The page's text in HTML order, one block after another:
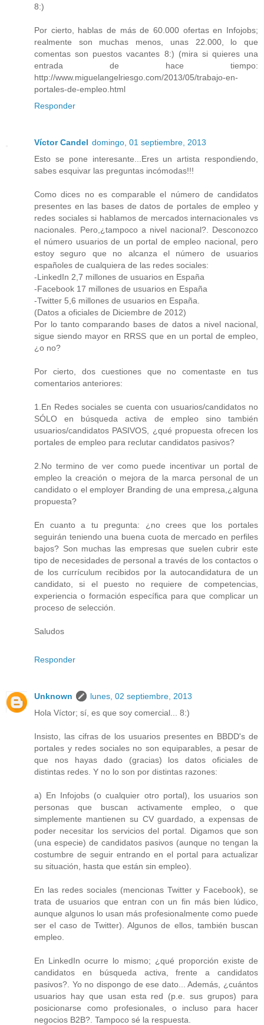
8:)
Por cierto, hablas de más de 60.000 ofertas en Infojobs;
realmente son muchas menos, unas 22.000, lo que
comentas son puestos vacantes 8:) (mira si quieres una
entrada de hace tiempo:
http://www.miguelangelriesgo.com/2013/05/trabajo-en-
portales-de-empleo.html
Responder
Víctor Candel domingo, 01 septiembre, 2013
Esto se pone interesante...Eres un artista respondiendo,
sabes esquivar las preguntas incómodas!!!
Como dices no es comparable el número de candidatos
presentes en las bases de datos de portales de empleo y
redes sociales si hablamos de mercados internacionales vs
nacionales. Pero,¿tampoco a nivel nacional?. Desconozco
el número usuarios de un portal de empleo nacional, pero
estoy seguro que no alcanza el número de usuarios
españoles de cualquiera de las redes sociales:
-LinkedIn 2,7 millones de usuarios en España
-Facebook 17 millones de usuarios en España
-Twitter 5,6 millones de usuarios en España.
(Datos a oficiales de Diciembre de 2012)
Por lo tanto comparando bases de datos a nivel nacional,
sigue siendo mayor en RRSS que en un portal de empleo,
¿o no?
Por cierto, dos cuestiones que no comentaste en tus
comentarios anteriores:
1.En Redes sociales se cuenta con usuarios/candidatos no
SÓLO en búsqueda activa de empleo sino también
usuarios/candidatos PASIVOS, ¿qué propuesta ofrecen los
portales de empleo para reclutar candidatos pasivos?
2.No termino de ver como puede incentivar un portal de
empleo la creación o mejora de la marca personal de un
candidato o el employer Branding de una empresa,¿alguna
propuesta?
En cuanto a tu pregunta: ¿no crees que los portales
seguirán teniendo una buena cuota de mercado en perfiles
bajos? Son muchas las empresas que suelen cubrir este
tipo de necesidades de personal a través de los contactos o
de los currículum recibidos por la autocandidatura de un
candidato, si el puesto no requiere de competencias,
experiencia o formación específica para que complicar un
proceso de selección.
Saludos
Responder
Unknown
lunes, 02 septiembre, 2013
Hola Víctor; sí, es que soy comercial... 8:)
Insisto, las cifras de los usuarios presentes en BBDD's de
portales y redes sociales no son equiparables, a pesar de
que nos hayas dado (gracias) los datos oficiales de
distintas redes. Y no lo son por distintas razones:
a) En Infojobs (o cualquier otro portal), los usuarios son
personas que buscan activamente empleo, o que
simplemente mantienen su CV guardado, a expensas de
poder necesitar los servicios del portal. Digamos que son
(una especie) de candidatos pasivos (aunque no tengan la
costumbre de seguir entrando en el portal para actualizar
su situación, hasta que están sin empleo).
En las redes sociales (mencionas Twitter y Facebook), se
trata de usuarios que entran con un fin más bien lúdico,
aunque algunos lo usan más profesionalmente como puede
ser el caso de Twitter). Algunos de ellos, también buscan
empleo.
En LinkedIn ocurre lo mismo; ¿qué proporción existe de
candidatos en búsqueda activa, frente a candidatos
pasivos?. Yo no dispongo de ese dato... Además, ¿cuántos
usuarios hay que usan esta red (p.e. sus grupos) para
posicionarse como profesionales, o incluso para hacer
negocios B2B?. Tampoco sé la respuesta.